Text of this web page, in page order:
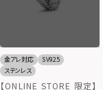
金アレ対応
SV925
ステンレス
【ONLINE STORE 限定】